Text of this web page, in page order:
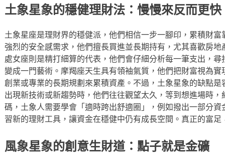
土象星象的穩健理財法：慢慢來反而更快
土象星座是理財界的穩健派，他們相信一步一腳印，累積財
強烈的安全感需求，他們擅長買進並長期持有，尤其喜歡房
處女座則是精打細算的代表，他們會仔細分析每一筆支出，
變成一門藝術。摩羯座天生具有領袖氣質，他們把財富視為
創業或專業的長期規劃來累積資產。不過，土象星象的缺點
出現新技術或新趨勢時，他們往往觀望太久，等到想進場時
碼，土象人需要學會「適時跨出舒適圈」，例如撥出一部分
習新的理財工具，讓資金在穩健中仍有成長空間。真正的富
風象星象的創意生財道：點子就是金礦